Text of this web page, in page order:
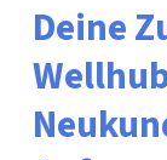
Deine